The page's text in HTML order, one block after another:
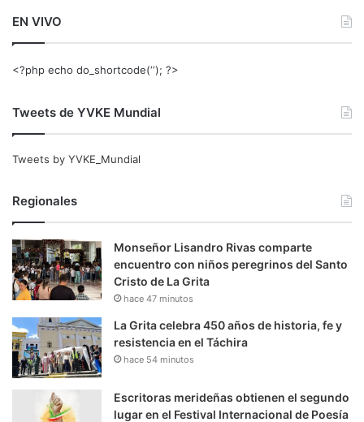
EN VIVO
<?php echo do_shortcode(‘‘); ?>
Tweets de YVKE Mundial
Tweets by YVKE_Mundial
Regionales
Monseñor Lisandro Rivas comparte
encuentro con niños peregrinos del Santo
Cristo de La Grita
hace 47 minutos
La Grita celebra 450 años de historia, fe y
resistencia en el Táchira
hace 54 minutos
Escritoras merideñas obtienen el segundo
lugar en el Festival Internacional de Poesía